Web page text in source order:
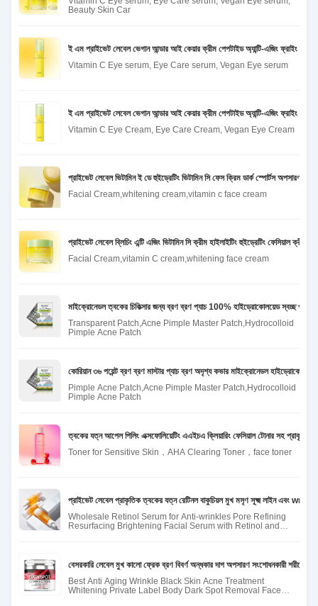
Beauty Skin Car
ই এম প্রাইভেট লেবেল ভেগান আন্ডার আই কেয়ার ক্রীম পেপটাইড অ্যান্টি-এজিং ফ্রাইং ডার্ক
Vitamin C Eye serum, Eye Care serum, Vegan Eye serum
ই এম প্রাইভেট লেবেল ভেগান আন্ডার আই কেয়ার ক্রীম পেপটাইড অ্যান্টি-এজিং ফ্রাইং ডার্ক
Vitamin C Eye Cream, Eye Care Cream, Vegan Eye Cream
প্রাইভেট লেবেল ভিটামিন ই ডে হুইড্রেটিং ভিটামিন সি ফেস ক্রিম ডার্ক স্পোর্টস অপসারণ
Facial Cream,whitening cream,vitamin c face cream
প্রাইভেট লেবেল ব্লিচিং এন্টি এজিং ভিটামিন সি ক্রীম হাইলাইটিং হুইড্রেটিং ফেসিয়াল ক্রীম
Facial Cream,vitamin C cream,whitening face cream
মাইক্রোনেডল ত্বকের চিকিত্সার জন্য ব্রণ ব্রণ প্যাচ 100% হাইড্রোকোলয়েড স্বচ্ছ প্যাচ
Transparent Patch,Acne Pimple Master Patch,Hydrocolloid
Pimple Acne Patch
কোরিয়ান ৩৬ পয়েন্ট ব্রণ ব্রণ মাস্টার প্যাচ ব্রণ অদৃশ্য কভার মাইক্রোনেডল
Pimple Acne Patch,Acne Pimple Master Patch,Hydrocolloid
Pimple Acne Patch
ত্বকের যত্ন আপেল পিলিং এক্সফোলিয়েটিং এএইচএ ক্লিয়ারিং ফেসিয়াল টোনার সহ প্রাকৃতিক
Toner for Sensitive Skin，AHA Clearing Toner，face toner
প্রাইভেট লেবেল প্রাকৃতিক ত্বকের যত্ন রেটিনল বাকুচিয়ল মুখ মসৃণ সূক্ষ্ম লাইন এবং
Wholesale Retinol Serum for Anti-wrinkles Pore Refining
Resurfacing Brightening Facial Serum with Retinol and
বেসরকারি লেবেল মুখ কালো ফ্রেক ব্রণ বিবর্ণ অন্ধকার দাগ অপসারণ সংশোধনকারী শরীরের
Best Anti Aging Wrinkle Black Skin Acne Treatment
Whitening Private Label Body Dark Spot Removal Face